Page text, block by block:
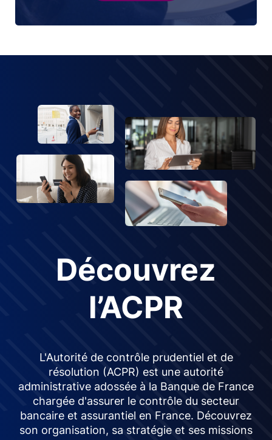
Découvrez
l’ACPR
L'Autorité de contrôle prudentiel et de
résolution (ACPR) est une autorité
administrative adossée à la Banque de France
chargée d'assurer le contrôle du secteur
bancaire et assurantiel en France. Découvrez
son organisation, sa stratégie et ses missions